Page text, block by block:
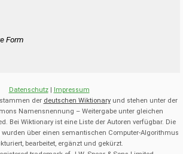
Form
Datenschutz| Impressum
der deutschen Wiktionaryund stehen unter der
Namensnennung – Weitergabe unter gleichen
Bei Wiktionary ist eine Liste der Autoren verfügbar. Die
über einen semantischen Computer-Algorithmus
bearbeitet, ergänzt und gekürzt.